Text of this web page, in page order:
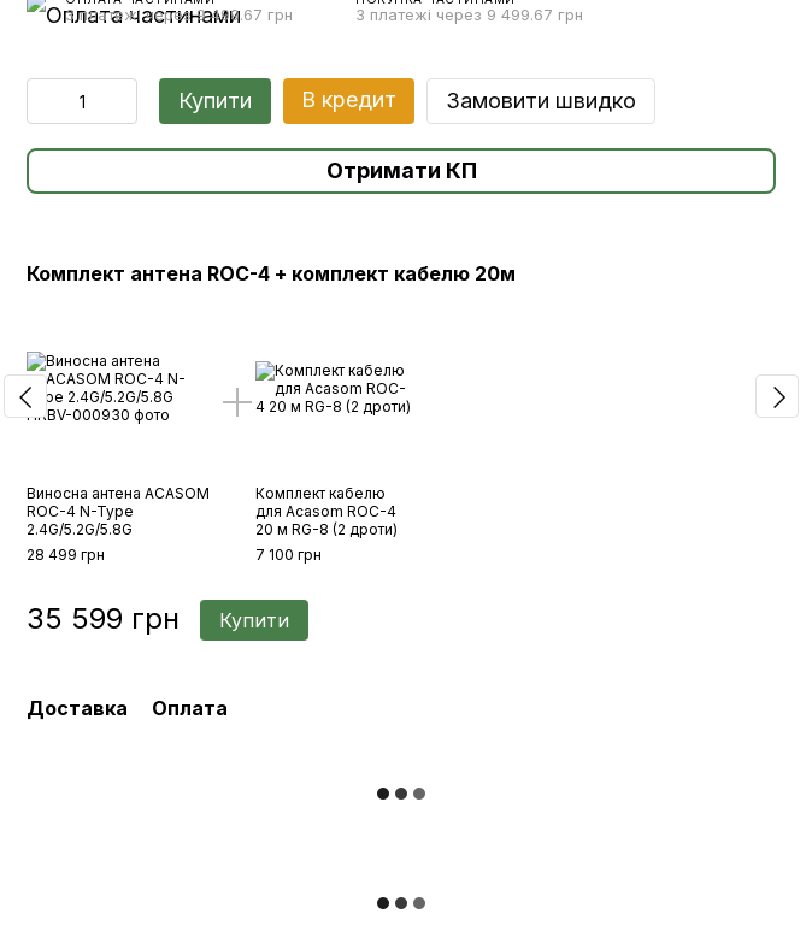
3 платежі через 9 499.67 грн 3 платежі через 9 499.67 грн
Купити В кредит Замовити швидко
Отримати КП
Комплект антена ROC-4 + комплект кабелю 20м
Виносна антена ACASOM
ROC-4 N-Type
2.4G/5.2G/5.8G
28 499 грн
Комплект кабелю
для Acasom ROC-4
20 м RG-8 (2 дроти)
7 100 грн
35 599 грн Купити
Доставка Оплата